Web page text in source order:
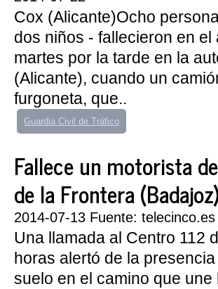
Cox (Alicante)Ocho
dos niños - fallecieron en
martes por la tarde en la
(Alicante), cuando un
furgoneta, que..
Guardia Civil de Tráfico
Fallece un motorista
de la Frontera
2014-07-13 Fuente: telecinco.es
Una llamada al Centro 112
horas alertó de la
suelo en el camino que